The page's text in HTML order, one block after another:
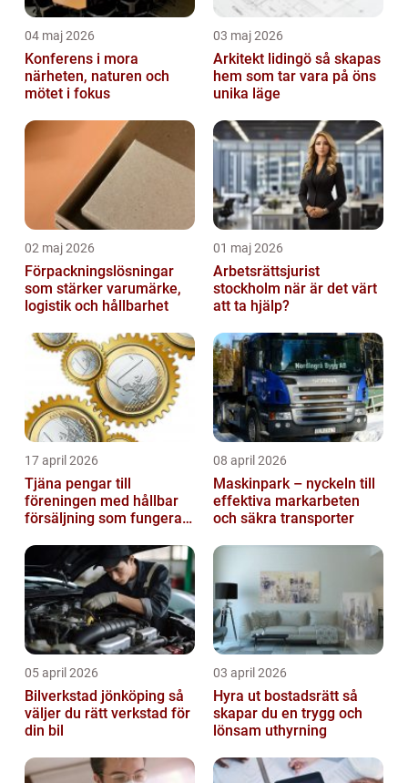
04 maj 2026
Konferens i mora
närheten, naturen och
mötet i fokus
03 maj 2026
Arkitekt lidingö så skapas
hem som tar vara på öns
unika läge
02 maj 2026
Förpackningslösningar
som stärker varumärke,
logistik och hållbarhet
01 maj 2026
Arbetsrättsjurist
stockholm när är det värt
att ta hjälp?
17 april 2026
Tjäna pengar till
föreningen med hållbar
försäljning som fungerar
08 april 2026
Maskinpark – nyckeln till
effektiva markarbeten
och säkra transporter
05 april 2026
Bilverkstad jönköping så
väljer du rätt verkstad för
din bil
03 april 2026
Hyra ut bostadsrätt så
skapar du en trygg och
lönsam uthyrning